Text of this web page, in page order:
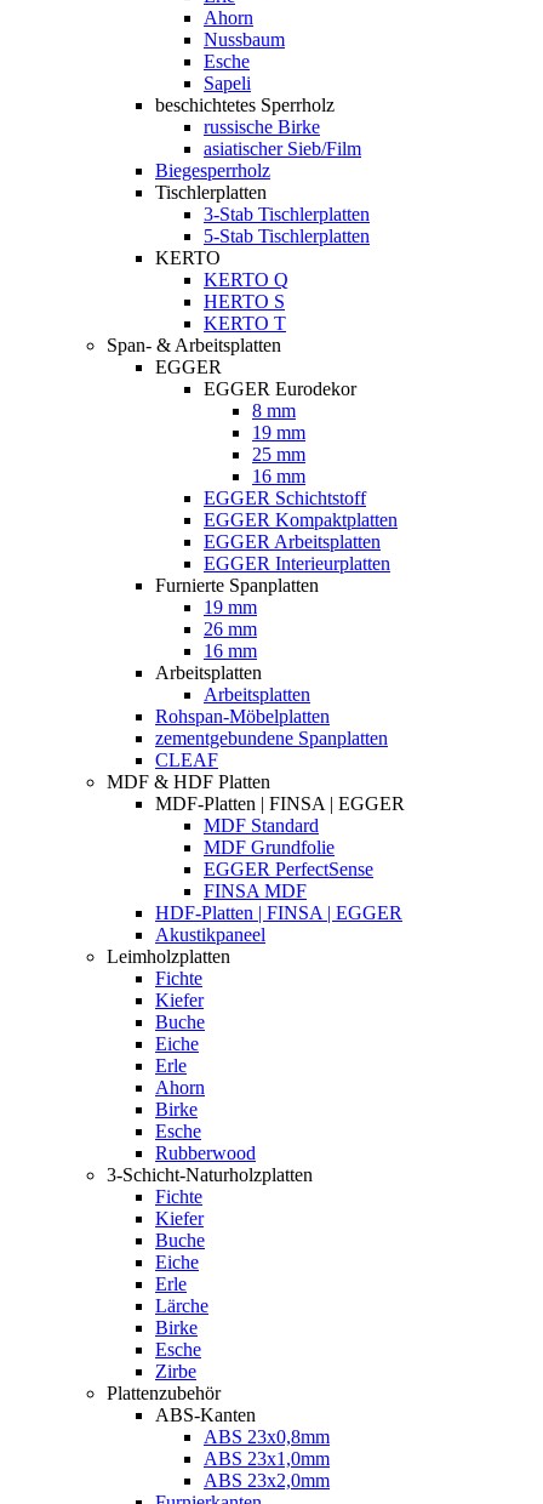
Ahorn
Nussbaum
Esche
Sapeli
beschichtetes Sperrholz
russische Birke
asiatischer Sieb/Film
Biegesperrholz
Tischlerplatten
3-Stab Tischlerplatten
5-Stab Tischlerplatten
KERTO
KERTO Q
HERTO S
KERTO T
Span- & Arbeitsplatten
EGGER
EGGER Eurodekor
8 mm
19 mm
25 mm
16 mm
EGGER Schichtstoff
EGGER Kompaktplatten
EGGER Arbeitsplatten
EGGER Interieurplatten
Furnierte Spanplatten
19 mm
26 mm
16 mm
Arbeitsplatten
Arbeitsplatten
Rohspan-Möbelplatten
zementgebundene Spanplatten
CLEAF
MDF & HDF Platten
MDF-Platten | FINSA | EGGER
MDF Standard
MDF Grundfolie
EGGER PerfectSense
FINSA MDF
HDF-Platten | FINSA | EGGER
Akustikpaneel
Leimholzplatten
Fichte
Kiefer
Buche
Eiche
Erle
Ahorn
Birke
Esche
Rubberwood
3-Schicht-Naturholzplatten
Fichte
Kiefer
Buche
Eiche
Erle
Lärche
Birke
Esche
Zirbe
Plattenzubehör
ABS-Kanten
ABS 23x0,8mm
ABS 23x1,0mm
ABS 23x2,0mm